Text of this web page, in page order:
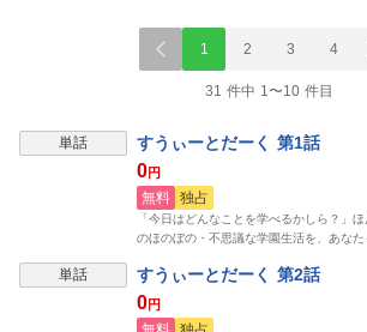
1 2 3 4
31 件中 1〜10 件目
単話 すうぃーとだーく 第1話
0円
無料 独占
「今日はどんなことを学べるかしら？」
のほのぼの・不思議な学園生活を、あな
単話 すうぃーとだーく 第2話
0円